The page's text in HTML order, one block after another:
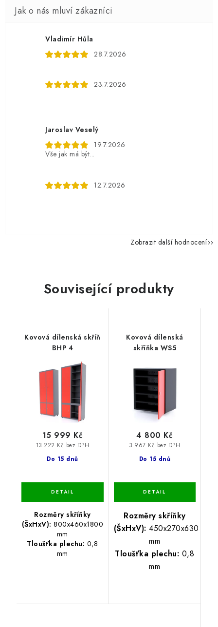
Vladimír Hůla
28.7.2026
23.7.2026
Jaroslav Veselý
19.7.2026
Vše jak má být...
12.7.2026
Zobrazit další hodnocení
Související produkty
Kovová dílenská skříň
BHP 4
Do 15 dnů
13 222 Kč bez DPH
15 999 Kč
Rozměry skříňky
(ŠxHxV): 800x460x1800
mm
Tloušťka plechu: 0,8
mm
Kovová dílenská
skříňka WS5
Do 15 dnů
3 967 Kč bez DPH
4 800 Kč
Rozměry skříňky
(ŠxHxV): 450x270x630
mm
Tloušťka plechu: 0,8
mm